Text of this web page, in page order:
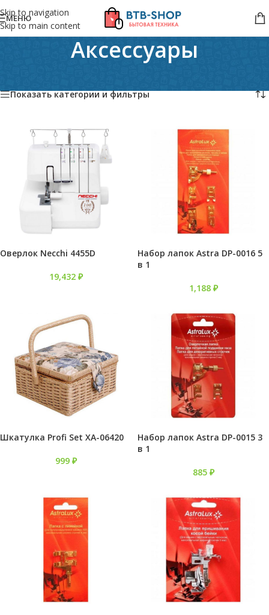
Skip to navigation
Skip to main content
МЕНЮ
Аксессуары
Показать категории и фильтры
Оверлок Necchi 4455D
19,432 ₽
Набор лапок Astra DP-0016 5
в 1
1,188 ₽
Шкатулка Profi Set XA-06420
999 ₽
Набор лапок Astra DP-0015 3
в 1
885 ₽